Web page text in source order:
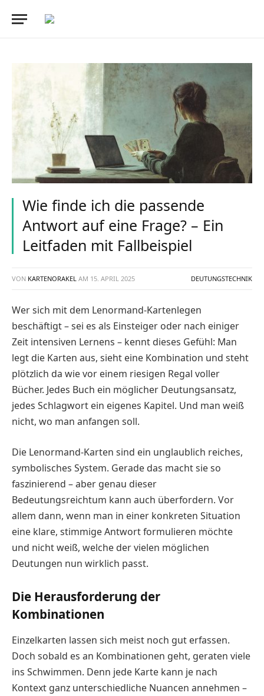
Wie finde ich die passende
Antwort auf eine Frage? – Ein
Leitfaden mit Fallbeispiel
VON KARTENORAKEL AM 15. APRIL 2025 DEUTUNGSTECHNIK
Wer sich mit dem Lenormand-Kartenlegen
beschäftigt – sei es als Einsteiger oder nach einiger
Zeit intensiven Lernens – kennt dieses Gefühl: Man
legt die Karten aus, sieht eine Kombination und steht
plötzlich da wie vor einem riesigen Regal voller
Bücher. Jedes Buch ein möglicher Deutungsansatz,
jedes Schlagwort ein eigenes Kapitel. Und man weiß
nicht, wo man anfangen soll.
Die Lenormand-Karten sind ein unglaublich reiches,
symbolisches System. Gerade das macht sie so
faszinierend – aber genau dieser
Bedeutungsreichtum kann auch überfordern. Vor
allem dann, wenn man in einer konkreten Situation
eine klare, stimmige Antwort formulieren möchte
und nicht weiß, welche der vielen möglichen
Deutungen nun wirklich passt.
Die Herausforderung der
Kombinationen
Einzelkarten lassen sich meist noch gut erfassen.
Doch sobald es an Kombinationen geht, geraten viele
ins Schwimmen. Denn jede Karte kann je nach
Kontext ganz unterschiedliche Nuancen annehmen –